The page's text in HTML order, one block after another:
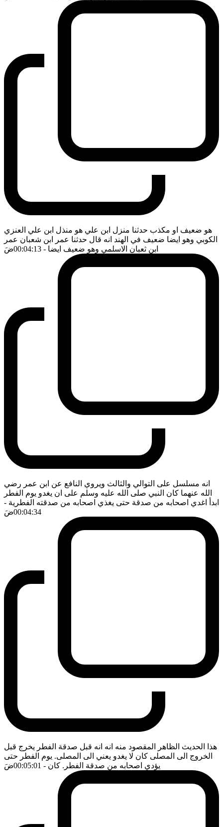
هو ضعيف او مكذب حدثنا منزل ابن علي هو منذل ابن علي العنزي
الكوبي وهو ايضا ضعيف في الهند انه قال حدثنا عمر ابن شعبان عمر
ابن ثعبان الاسلمي وهو ضعيف ايضا - 00:04:13 ضَ
انه مسلسل على التوالي والثالث ويروي النافع عن ابن عمر رضي
الله عنهما كان النبي صلى الله عليه وسلم على ان يغدو يوم الفطر
ابدأ اغدي اصحابه من صدقة حتى يغذي اصحابه من صدقته الفطرية -
00:04:34ضَ
هذا الحديث الظاهر المقصود منه انه انه قبل صدقة الفطر يخرج قبل
الخروج الى المصلى كان لا يغدو يعني الى المصلى. يوم الفطر حتى
يؤدي اصحابه من صدقة الفطر. كان - 00:05:01 ضَ